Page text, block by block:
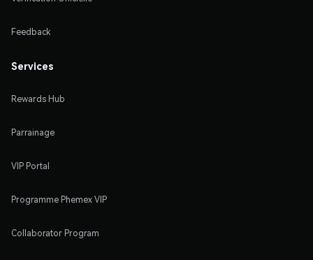
Feedback
Services
Rewards Hub
Parrainage
VIP Portal
Programme Phemex VIP
Collaborator Program